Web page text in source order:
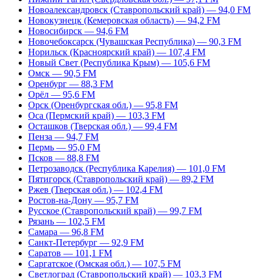
Новоалександровск (Ставропольский край) — 94,0 FM
Новокузнецк (Кемеровская область) — 94,2 FM
Новосибирск — 94,6 FM
Новочебоксарск (Чувашская Республика) — 90,3 FM
Норильск (Красноярский край) — 107,4 FM
Новый Свет (Республика Крым) — 105,6 FM
Омск — 90,5 FM
Оренбург — 88,3 FM
Орёл — 95,6 FM
Орск (Оренбургская обл.) — 95,8 FM
Оса (Пермский край) — 103,3 FM
Осташков (Тверская обл.) — 99,4 FM
Пенза — 94,7 FM
Пермь — 95,0 FM
Псков — 88,8 FM
Петрозаводск (Республика Карелия) — 101,0 FM
Пятигорск (Ставропольский край) — 89,2 FM
Ржев (Тверская обл.) — 102,4 FM
Ростов-на-Дону — 95,7 FM
Русское (Ставропольский край) — 99,7 FM
Рязань — 102,5 FM
Самара — 96,8 FM
Санкт-Петербург — 92,9 FM
Саратов — 101,1 FM
Саргатское (Омская обл.) — 107,5 FM
Светлоград (Ставропольский край) — 103,3 FM